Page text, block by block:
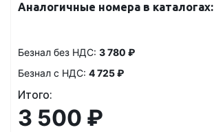
Аналогичные номера в каталогах:
Безнал без НДС: 3 780 ₽
Безнал с НДС: 4 725 ₽
Итого:
3 500 ₽